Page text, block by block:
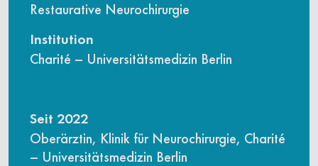
Restaurative Neurochirurgie
Institution
Charité – Universitätsmedizin Berlin
Seit 2022
Oberärztin, Klinik für Neurochirurgie, Charité
– Universitätsmedizin Berlin